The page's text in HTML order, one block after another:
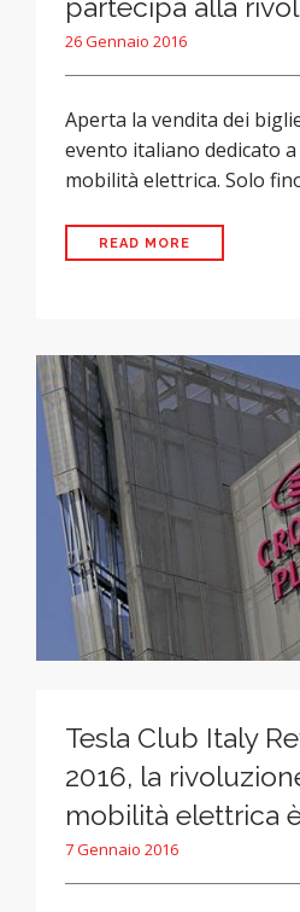
26 Gennaio 2016
Aperta la vendita dei
evento italiano dedicato
mobilità elettrica. Solo
READ MORE
Tesla Club Italy
2016, la
mobilità elettrica
7 Gennaio 2016